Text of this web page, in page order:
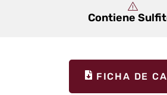
Contiene
FICHA DE